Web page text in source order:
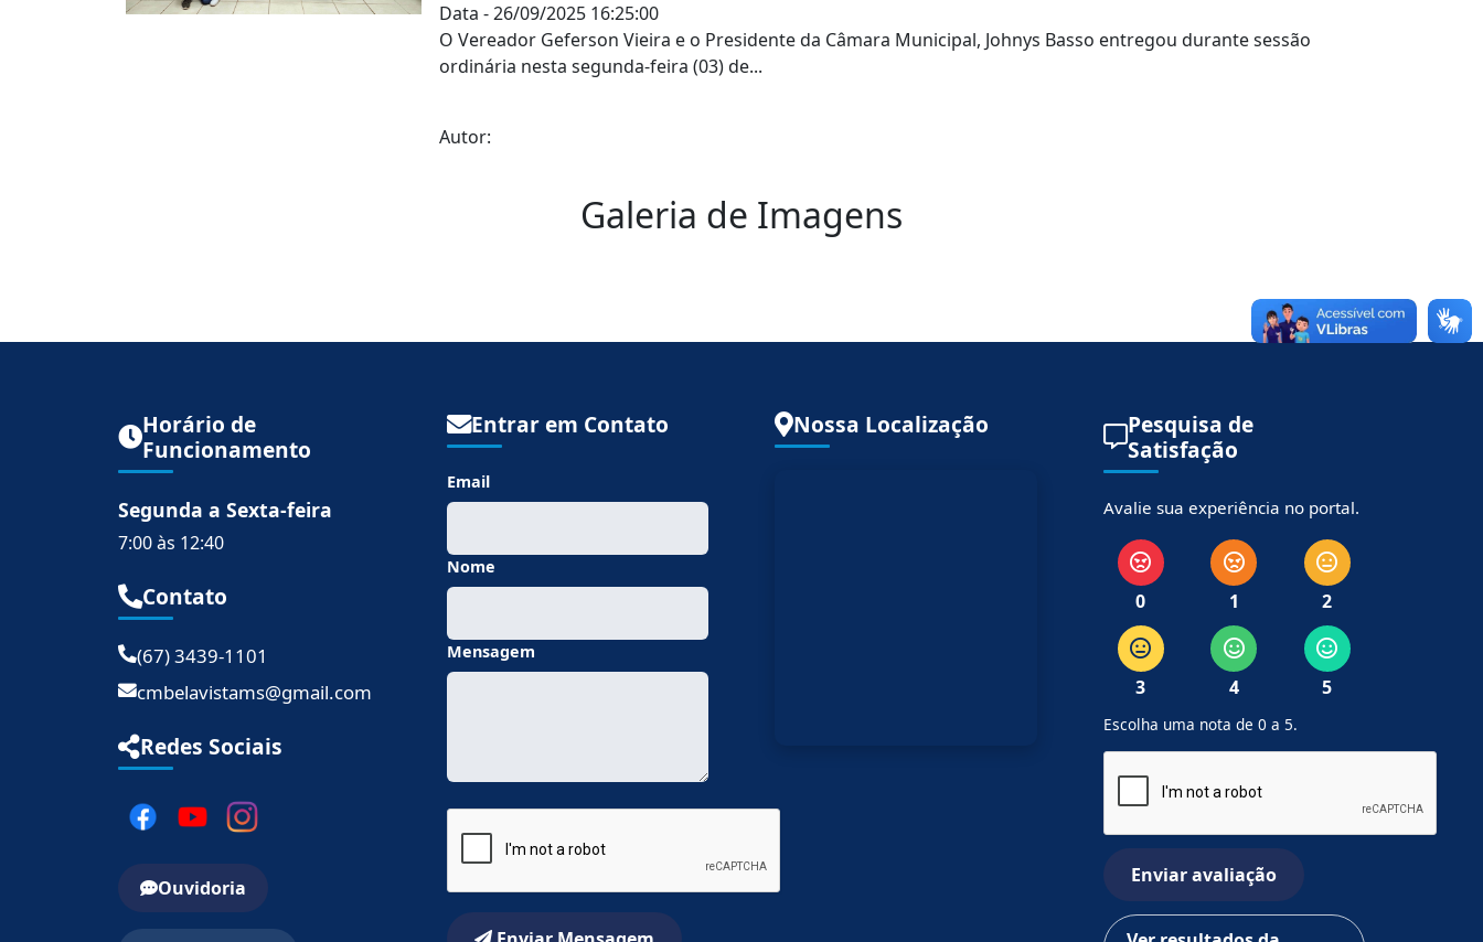
Data - 26/09/2025 16:25:00
O Vereador Geferson Vieira e o Presidente da Câmara Municipal, Johnys Basso entregou durante sessão
ordinária nesta segunda-feira (03) de...
Autor:
Galeria de Imagens
Horário de
Funcionamento
Segunda a Sexta-feira
7:00 às 12:40
Contato
(67) 3439-1101
cmbelavistams@gmail.com
Redes Sociais
Ouvidoria
Entrar em Contato
Email
Nome
Mensagem
Nossa Localização
Pesquisa de
Satisfação
Avalie sua experiência no portal.
0 1 2
3 4 5
Escolha uma nota de 0 a 5.
Enviar avaliação